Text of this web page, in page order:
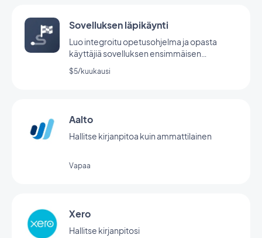
Sovelluksen läpikäynti
Luo integroitu opetusohjelma ja opasta
käyttäjiä sovelluksen ensimmäisen
käynnistyksen aikana.
$5/kuukausi
Aalto
Hallitse kirjanpitoa kuin ammattilainen
Vapaa
Xero
Hallitse kirjanpitosi